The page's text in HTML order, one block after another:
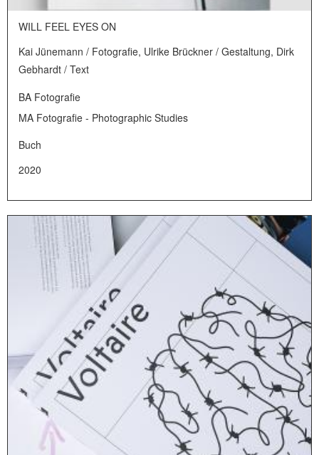
WILL FEEL EYES ON
Kai Jünemann / Fotografie, Ulrike Brückner / Gestaltung, Dirk
Gebhardt / Text
BA Fotografie
MA Fotografie - Photographic Studies
Buch
2020